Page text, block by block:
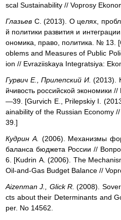
scal Sustainability // Voprosy
Глазьев С. (2013). О целях,
й политики развития и
ономика, право, политика. № 13.
oblems and Measures of Public
ion // Evraziiskaya Integratsiya:
Гурвич E., Прилепский И. (2013).
йчивость российской
—39. [Gurvich Е., Prilepskiy I.
ainability of the Russian Economy
39.]
Кудрин A.
(2006). Механизмы
баланса бюджета России //
6. [Kudrin А. (2006). The
Oil-and-Gas Budget Balance //
Aizenman J., Glick R. (2008).
cts about their Determinants and
per. No 14562.